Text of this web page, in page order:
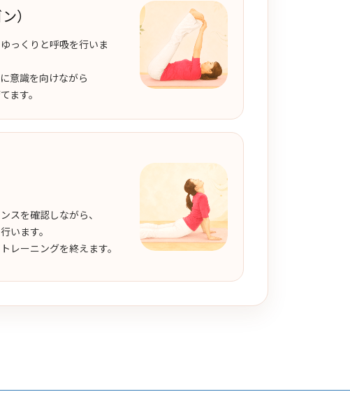
）
っくりと呼吸を行いま
意識を向けながら
ます。
スを確認しながら、
います。
レーニングを終えます。